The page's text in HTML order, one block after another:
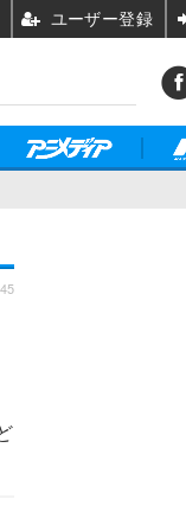
ユーザー登録